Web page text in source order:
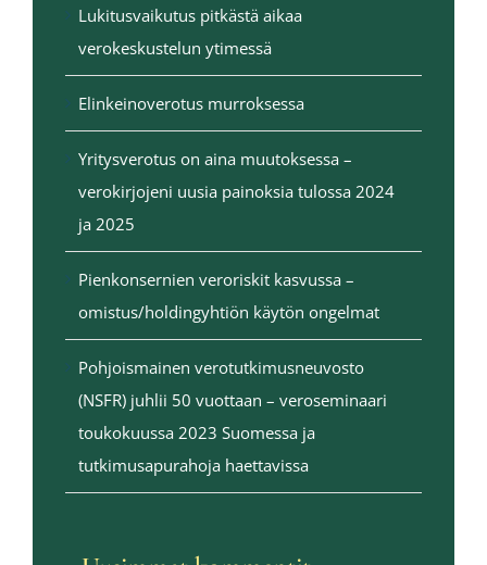
Lukitusvaikutus pitkästä aikaa
verokeskustelun ytimessä
Elinkeinoverotus murroksessa
Yritysverotus on aina muutoksessa –
verokirjojeni uusia painoksia tulossa 2024
ja 2025
Pienkonsernien veroriskit kasvussa –
omistus/holdingyhtiön käytön ongelmat
Pohjoismainen verotutkimusneuvosto
(NSFR) juhlii 50 vuottaan – veroseminaari
toukokuussa 2023 Suomessa ja
tutkimusapurahoja haettavissa